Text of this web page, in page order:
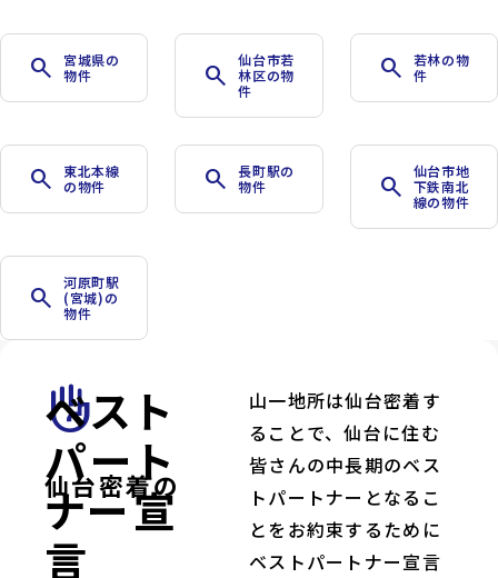
search
宮城県の
物件
search
仙台市若
林区の物
件
search
若林の物
件
search
東北本線
の物件
search
長町駅の
物件
search
仙台市地
下鉄南北
線の物件
search
河原町駅
(宮城)の
物件
front_hand
仙台密着の
ベスト
パート
ナー宣
言
山一地所は仙台密着す
ることで、仙台に住む
皆さんの中長期のベス
トパートナーとなるこ
とをお約束するために
ベストパートナー宣言